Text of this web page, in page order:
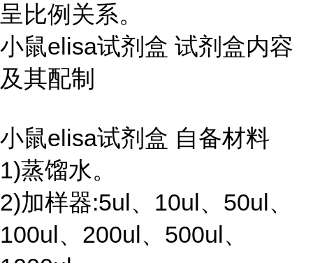
呈比例关系。
小鼠elisa试剂盒 试剂盒内容
及其配制
小鼠elisa试剂盒 自备材料
1)蒸馏水。
2)加样器:5ul、10ul、50ul、
100ul、200ul、500ul、